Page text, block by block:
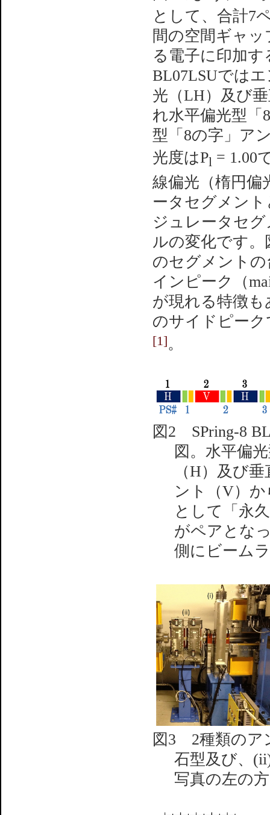
として、合計7
間の空間ギャ
る電子に印加
BL07LSUでは
光（LH）及び
れ水平偏光型「
型「8の字」ア
光度はPl = 1.00
線偏光（楕円偏
ータセグメン
ジュレータセ
ルの変化です
のセグメント
インピーク（
が現れる特徴
のサイドピーク
[1]。
図2 SPring-8
図。水平偏
（H）及び
ント（V）
として「永
がペアとな
側にビーム
図3 2種類のア
石型及び、
写真の左の